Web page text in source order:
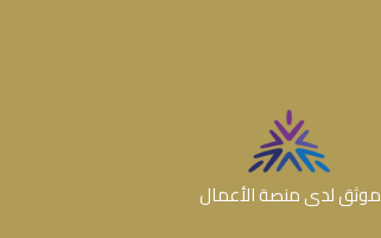
موثق لدى منصة الأعمال